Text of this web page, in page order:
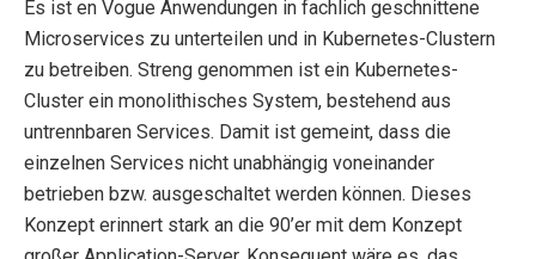
Es ist en Vogue Anwendungen in fachlich geschnittene
Microservices zu unterteilen und in Kubernetes-Clustern
zu betreiben. Streng genommen ist ein Kubernetes-
Cluster ein monolithisches System, bestehend aus
untrennbaren Services. Damit ist gemeint, dass die
einzelnen Services nicht unabhängig voneinander
betrieben bzw. ausgeschaltet werden können. Dieses
Konzept erinnert stark an die 90’er mit dem Konzept